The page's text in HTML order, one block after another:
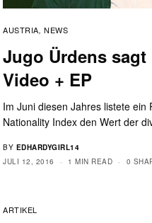
AUSTRIA, NEWS
Jugo Ürdens sagt
Video + EP
Im Juni diesen Jahres listete ein
Nationality Index den Wert der
BY EDHARDYGIRL14
JULI 12, 2016
1 MIN READ 0
ARTIKEL